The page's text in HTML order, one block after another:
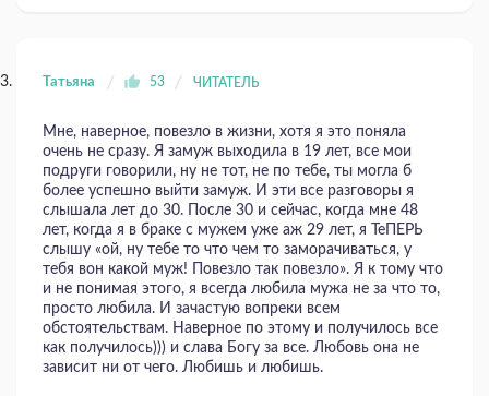
Татьяна 53 ЧИТАТЕЛЬ
Мне, наверное, повезло в жизни, хотя я это поняла
очень не сразу. Я замуж выходила в 19 лет, все мои
подруги говорили, ну не тот, не по тебе, ты могла б
более успешно выйти замуж. И эти все разговоры я
слышала лет до 30. После 30 и сейчас, когда мне 48
лет, когда я в браке с мужем уже аж 29 лет, я ТеПЕРЬ
слышу «ой, ну тебе то что чем то заморачиваться, у
тебя вон какой муж! Повезло так повезло». Я к тому что
и не понимая этого, я всегда любила мужа не за что то,
просто любила. И зачастую вопреки всем
обстоятельствам. Наверное по этому и получилось все
как получилось))) и слава Богу за все. Любовь она не
зависит ни от чего. Любишь и любишь.